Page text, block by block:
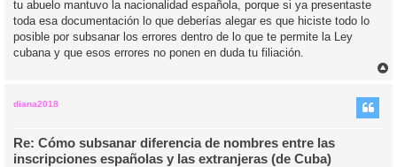
tu abuelo mantuvo la nacionalidad española, porque si ya presentaste
toda esa documentación lo que deberías alegar es que hiciste todo lo
posible por subsanar los errores dentro de lo que te permite la Ley
cubana y que esos errores no ponen en duda tu filiación.
diana2018
Re: Cómo subsanar diferencia de nombres entre las
inscripciones españolas y las extranjeras (de Cuba)